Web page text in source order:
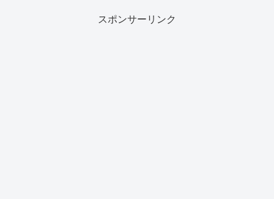
スポンサーリンク